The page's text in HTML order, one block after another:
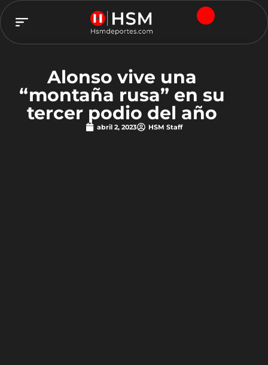
Alonso vive una
“montaña rusa” en su
tercer podio del año
abril 2, 2023 HSM Staff